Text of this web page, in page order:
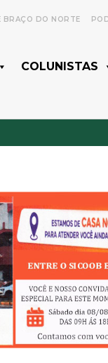
BRAÇO DO NORTE
COLUNISTAS